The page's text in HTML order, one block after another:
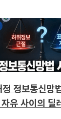
것은 사랑입니
0
12
정보통신망
유 사이의 딜